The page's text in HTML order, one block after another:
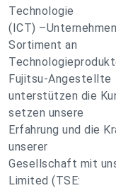
Technologie
(ICT)
Sortiment an
Fujitsu-Angestellte
unterstützen die
setzen unsere
Erfahrung und die
unserer
Gesellschaft mit
Limited (TSE: